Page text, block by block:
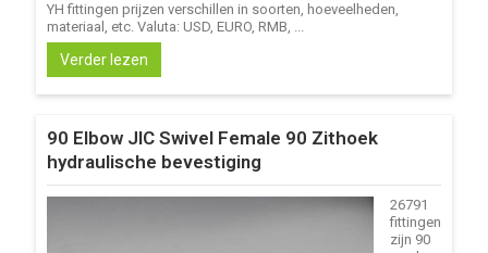
YH fittingen prijzen verschillen in soorten, hoeveelheden,
materiaal, etc. Valuta: USD, EURO, RMB, ...
Verder lezen
90 Elbow JIC Swivel Female 90 Zithoek
hydraulische bevestiging
26791
fittingen
zijn 90